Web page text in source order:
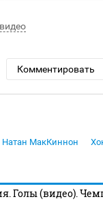
Комментировать
Натан МакКиннон
Голы (видео).